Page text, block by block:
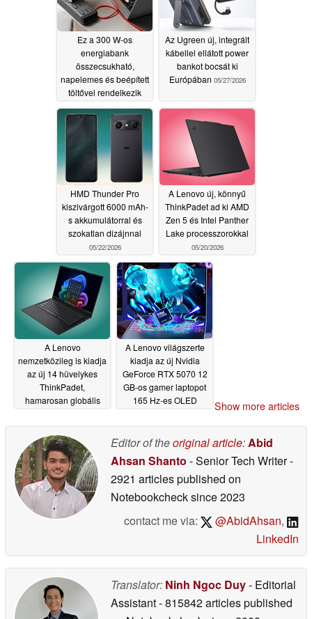
06/16/2026
Ez a 300 W-os
energiabank
összecsukható,
napelemes és beépített
töltővel rendelkezik
05/31/2026
Az Ugreen új, integrált
kábellel ellátott power
bankot bocsát ki
Európában 05/27/2026
HMD Thunder Pro
kiszivárgott 6000 mAh-
s akkumulátorral és
szokatlan dizájnnal
05/22/2026
A Lenovo új, könnyű
ThinkPadet ad ki AMD
Zen 5 és Intel Panther
Lake processzorokkal
05/20/2026
A Lenovo
nemzetközileg is kiadja
az új 14 hüvelykes
ThinkPadet,
hamarosan globális
A Lenovo világszerte
kiadja az új Nvidia
GeForce RTX 5070 12
GB-os gamer laptopot
165 Hz-es OLED
Show more articles
Editor of theoriginal article:Abid
Ahsan Shanto - Senior Tech Writer-
2921 articles published on
Notebookchecksince 2023
contact me via:
@AbidAhsan,
LinkedIn
Translator: Ninh Ngoc Duy- Editorial
Assistant- 815842 articles published